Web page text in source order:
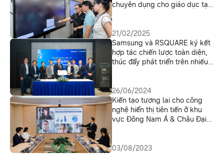
chuyên dụng cho giáo dục tại
21/02/2025
Samsung và RSQUARE ký kết
hợp tác chiến lược toàn diện,
thúc đẩy phát triển trên nhiều
26/06/2024
Kiến tạo tương lai cho công
nghệ hiển thị tiên tiến ở khu
vực Đông Nam Á & Châu Đại
03/08/2023